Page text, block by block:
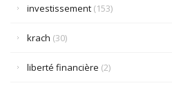
investissement (153)
krach (30)
liberté financière (2)